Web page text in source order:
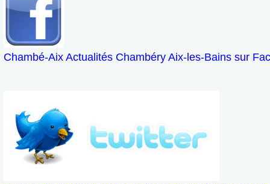
Chambé-Aix Actualités Chambéry Aix-les-Bains sur